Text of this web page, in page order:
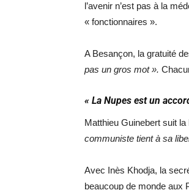
l’avenir n’est pas à la
« fonctionnaires ».
A Besançon, la gratuité
pas un gros mot ».
« La Nupes est un
Matthieu Guinebert suit
communiste tient à sa
Avec Inès Khodja, la
beaucoup de monde aux